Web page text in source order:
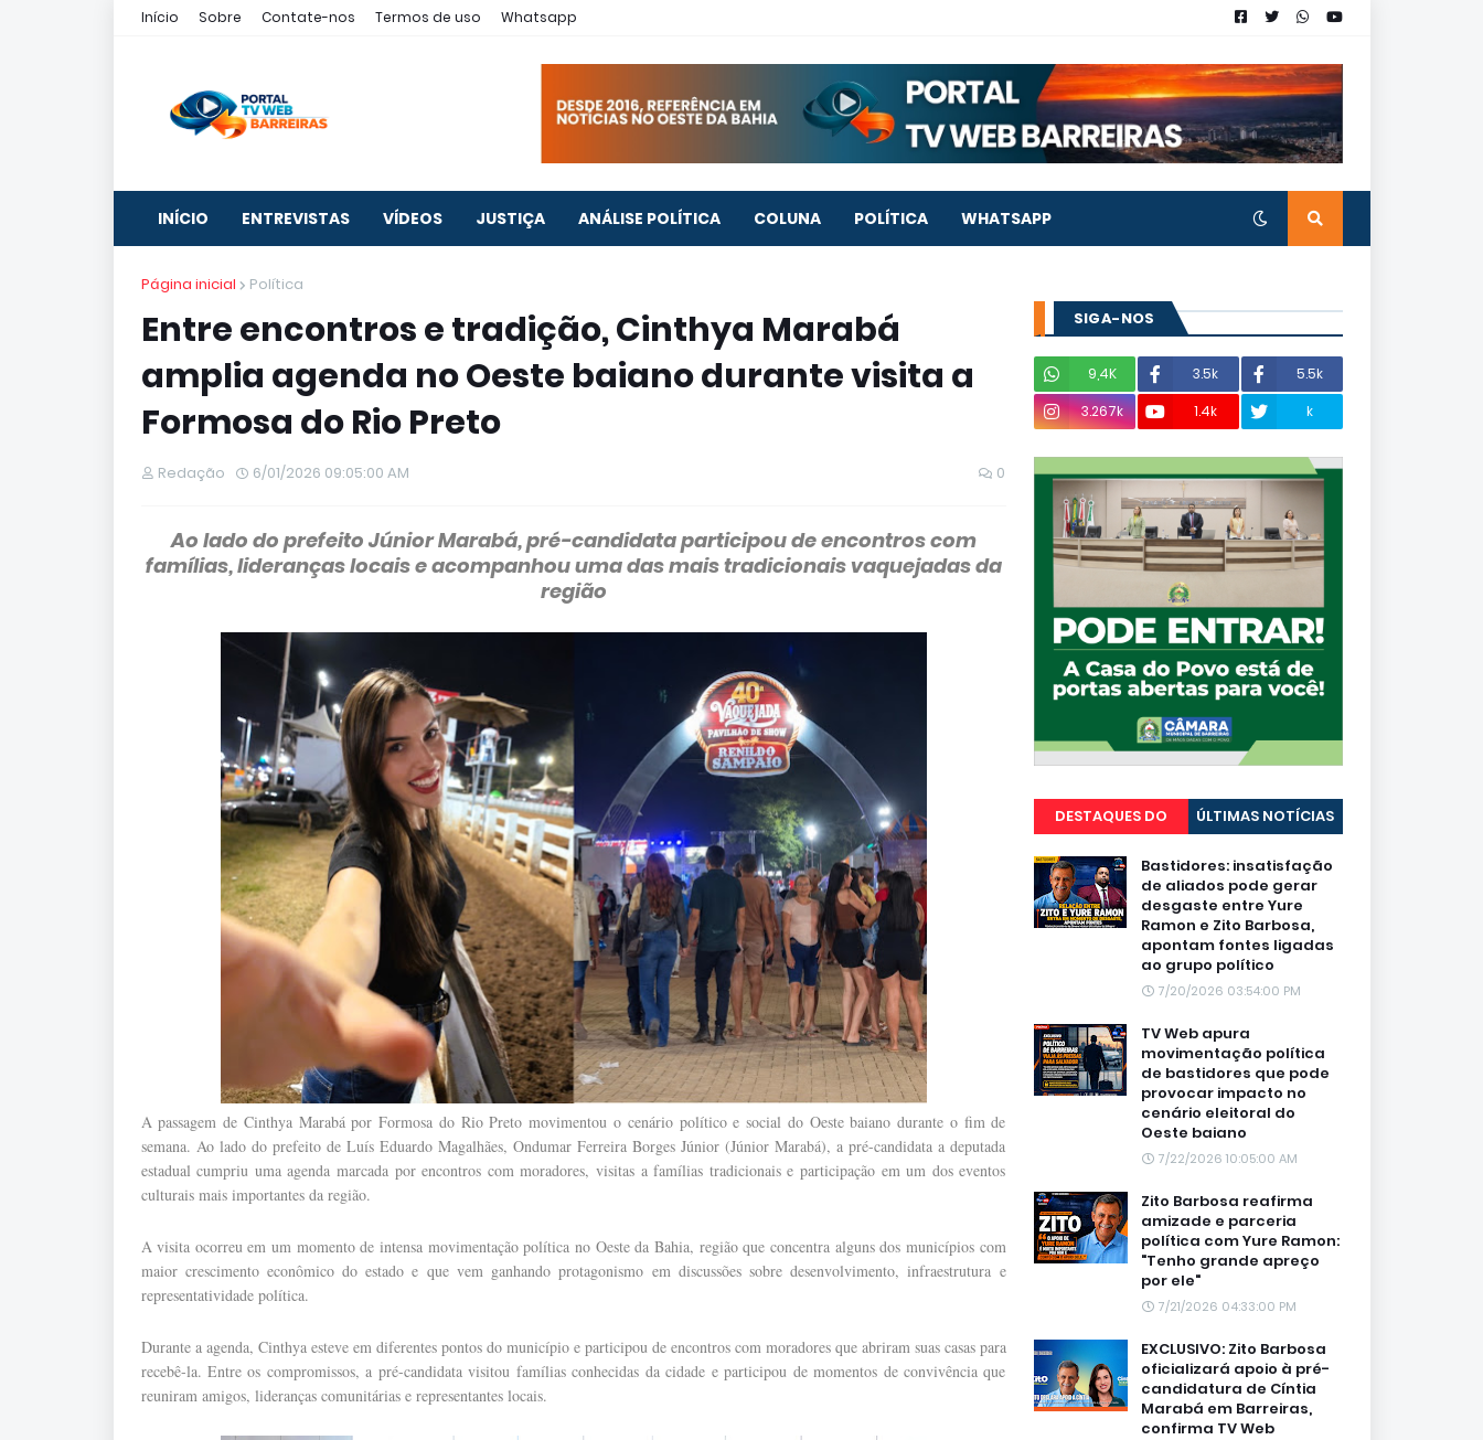
Início Sobre Contate-nos Termos de uso Whatsapp
INÍCIO ENTREVISTAS VÍDEOS JUSTIÇA ANÁLISE POLÍTICA COLUNA POLÍTICA WHATSAPP
Página inicial Política
Entre encontros e tradição, Cinthya Marabá
amplia agenda no Oeste baiano durante visita a
Formosa do Rio Preto
Redação 6/01/2026 09:05:00 AM 0
Ao lado do prefeito Júnior Marabá, pré-candidata participou de encontros com
famílias, lideranças locais e acompanhou uma das mais tradicionais vaquejadas da
região
A passagem de Cinthya Marabá por Formosa do Rio Preto movimentou o cenário político e social do Oeste baiano durante o fim de
semana. Ao lado do prefeito de Luís Eduardo Magalhães, Ondumar Ferreira Borges Júnior (Júnior Marabá), a pré-candidata a deputada
estadual cumpriu uma agenda marcada por encontros com moradores, visitas a famílias tradicionais e participação em um dos eventos
culturais mais importantes da região.
A visita ocorreu em um momento de intensa movimentação política no Oeste da Bahia, região que concentra alguns dos municípios com
maior crescimento econômico do estado e que vem ganhando protagonismo em discussões sobre desenvolvimento, infraestrutura e
representatividade política.
Durante a agenda, Cinthya esteve em diferentes pontos do município e participou de encontros com moradores que abriram suas casas para
recebê-la. Entre os compromissos, a pré-candidata visitou famílias conhecidas da cidade e participou de momentos de convivência que
reuniram amigos, lideranças comunitárias e representantes locais.
SIGA-NOS
9,4K 3.5k
5.5k
3.267k
1.4k k
DESTAQUES DO
PORTAL
ÚLTIMAS NOTÍCIAS
Bastidores: insatisfação
de aliados pode gerar
desgaste entre Yure
Ramon e Zito Barbosa,
apontam fontes ligadas
ao grupo político
7/20/2026 03:54:00 PM
TV Web apura
movimentação política
de bastidores que pode
provocar impacto no
cenário eleitoral do
Oeste baiano
7/22/2026 10:05:00 AM
Zito Barbosa reafirma
amizade e parceria
política com Yure Ramon:
"Tenho grande apreço
por ele"
7/21/2026 04:33:00 PM
EXCLUSIVO: Zito Barbosa
oficializará apoio à pré-
candidatura de Cíntia
Marabá em Barreiras,
confirma TV Web